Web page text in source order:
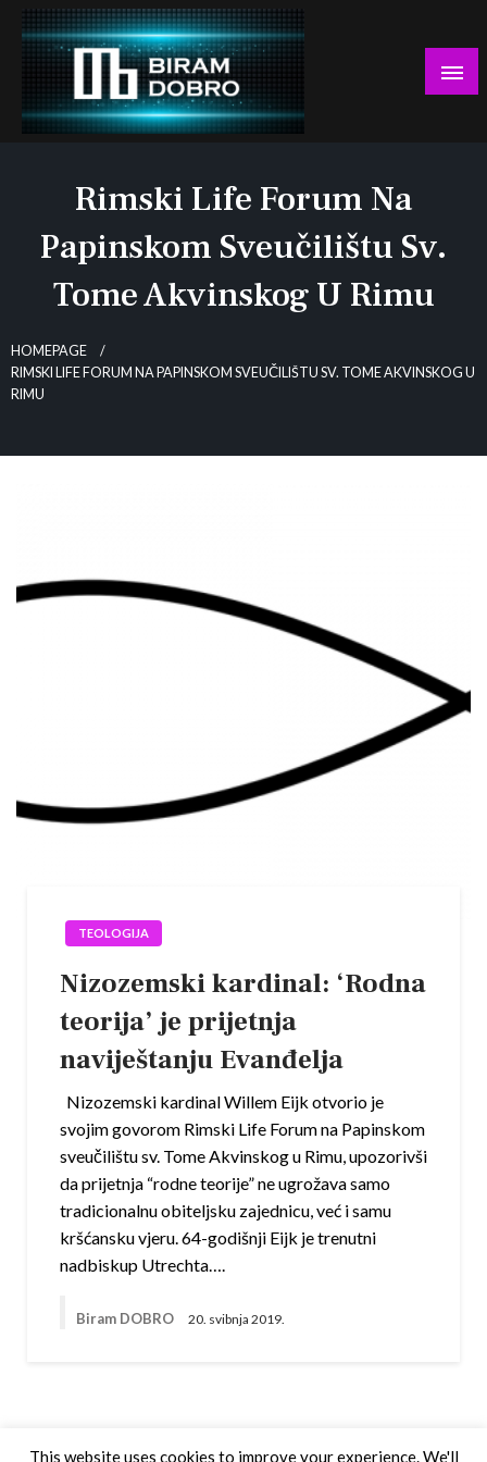
Skip
content
Rimski Life Forum Na
Papinskom Sveučilištu Sv.
Tome Akvinskog U Rimu
HOMEPAGE
RIMSKI LIFE FORUM NA PAPINSKOM SVEUČILIŠTU SV. TOME AKVINSKOG U
RIMU
TEOLOGIJA
Nizozemski kardinal: ‘Rodna
teorija’ je prijetnja
naviještanju Evanđelja
Nizozemski kardinal Willem Eijk otvorio je
svojim govorom Rimski Life Forum na Papinskom
sveučilištu sv. Tome Akvinskog u Rimu, upozorivši
da prijetnja “rodne teorije” ne ugrožava samo
tradicionalnu obiteljsku zajednicu, već i samu
kršćansku vjeru. 64-godišnji Eijk je trenutni
nadbiskup Utrechta….
Biram DOBRO 20. svibnja 2019.
This website uses cookies to improve your experience. We'll